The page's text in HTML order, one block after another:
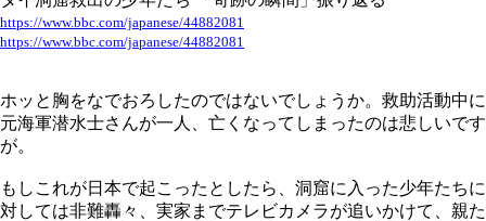
https://www.bbc.com/japanese/44882081
https://www.bbc.com/japanese/44882081
ホッと胸をなでおろしたのではないでしょうか。救助活動中に
元海軍潜水士さんが一人、亡くなってしまったのは悲しいです
が。
もしこれが日本で起こったとしたら、洞窟に入った少年たちに
対しては非難轟々、実家までテレビカメラが追いかけて、親た